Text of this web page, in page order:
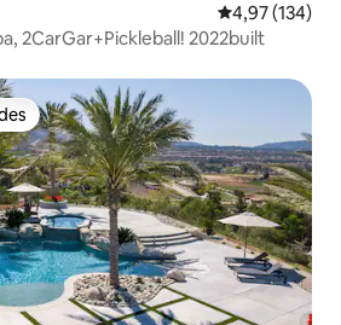
4,97 de uma
4,97 (134)
2CarGar+Pickleball! 2022built